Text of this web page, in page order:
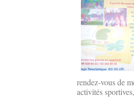
rendez-vous de
activités